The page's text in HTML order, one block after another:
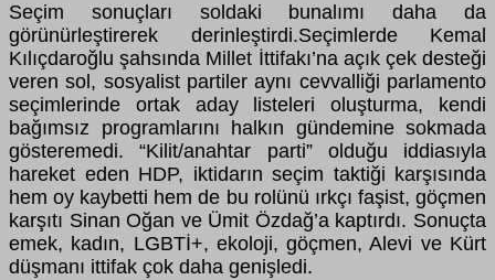
Seçim sonuçları soldaki bunalımı daha da
görünürleştirerek derinleştirdi.Seçimlerde Kemal
Kılıçdaroğlu şahsında Millet İttifakı’na açık çek desteği
veren sol, sosyalist partiler aynı cevvalliği parlamento
seçimlerinde ortak aday listeleri oluşturma, kendi
bağımsız programlarını halkın gündemine sokmada
gösteremedi. “Kilit/anahtar parti” olduğu iddiasıyla
hareket eden HDP, iktidarın seçim taktiği karşısında
hem oy kaybetti hem de bu rolünü ırkçı faşist, göçmen
karşıtı Sinan Oğan ve Ümit Özdağ’a kaptırdı. Sonuçta
emek, kadın, LGBTİ+, ekoloji, göçmen, Alevi ve Kürt
düşmanı ittifak çok daha genişledi.